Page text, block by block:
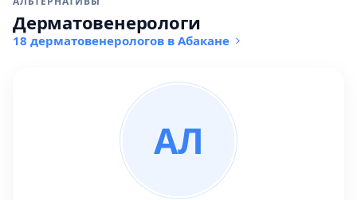
Дерматовенерологи
18 дерматовенерологов в Абакане
АЛ